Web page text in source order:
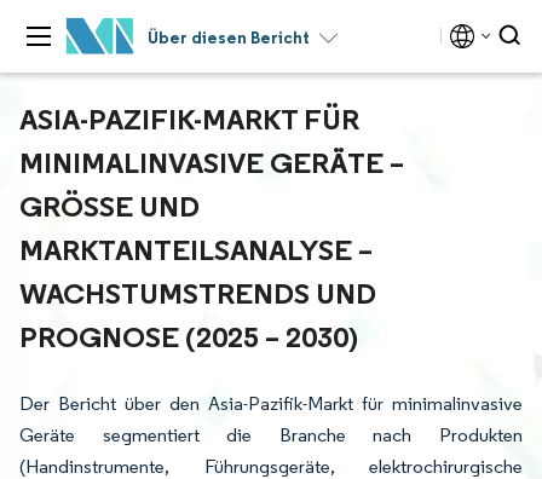
Über diesen Bericht
ASIA-PAZIFIK-MARKT FÜR
MINIMALINVASIVE GERÄTE –
GRÖSSE UND M
ARKTANTEILSANALYSE – W
ACHSTUMSTRENDS UND P
ROGNOSE (2025 – 2030)
Der Bericht über den Asia-Pazifik-Markt für minimalinvasive
Geräte segmentiert die Branche nach Produkten
(Handinstrumente, Führungsgeräte, elektrochirurgische